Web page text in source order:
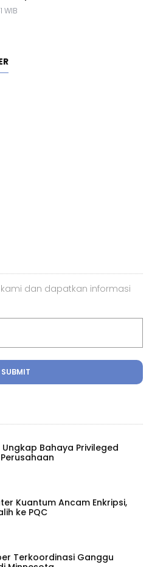
WIB
dan dapatkan informasi
SUBMIT
Bahaya Privileged
Kuantum Ancam Enkripsi,
ke PQC
Terkoordinasi Ganggu